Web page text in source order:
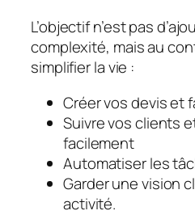
L’objectif n’est pas
complexité, mais au
simplifier la vie :
Créer vos devis et
Suivre vos clients
facilement
Automatiser les
Garder une vision
activité.